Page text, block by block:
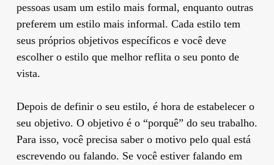
pessoas usam um estilo mais formal, enquanto outras
preferem um estilo mais informal. Cada estilo tem
seus próprios objetivos específicos e você deve
escolher o estilo que melhor reflita o seu ponto de
vista.
Depois de definir o seu estilo, é hora de estabelecer o
seu objetivo. O objetivo é o “porquê” do seu trabalho.
Para isso, você precisa saber o motivo pelo qual está
escrevendo ou falando. Se você estiver falando em